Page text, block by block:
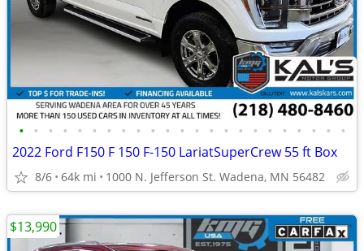
• • • • • • • • • • • • • • • • • • • • • • •
2022 Ford F150 F 150 F-150 LariatSuperCrew 55 ft Box
8/6 64k mi 1000 N. Jefferson St. Wadena, MN 56482
$13,990